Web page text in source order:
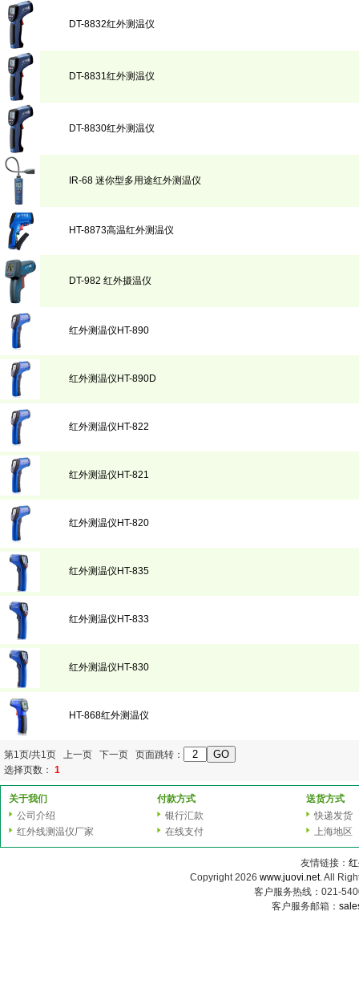
DT-8832红外测温仪
DT-8831红外测温仪
DT-8830红外测温仪
IR-68 迷你型多用途红外测温仪
HT-8873高温红外测温仪
DT-982 红外摄温仪
红外测温仪HT-890
红外测温仪HT-890D
红外测温仪HT-822
红外测温仪HT-821
红外测温仪HT-820
红外测温仪HT-835
红外测温仪HT-833
红外测温仪HT-830
HT-868红外测温仪
第1页/共1页 上一页 下一页 页面跳转：
选择页数： 1
关于我们
公司介绍
红外线测温仪厂家
付款方式
银行汇款
在线支付
送货方式
快递发货
上海地区
友情链接：
Copyright 2026 www.juovi.net. All
客户服务热线：021-
客户服务邮箱：